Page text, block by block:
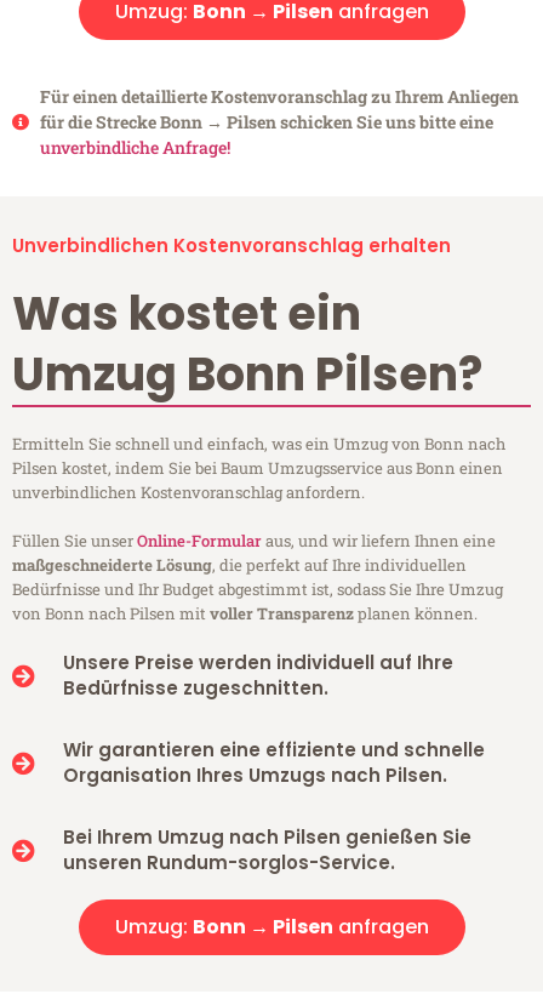
Umzug: Bonn → Pilsen anfragen
Für einen detaillierte Kostenvoranschlag zu Ihrem Anliegen
für die Strecke Bonn → Pilsen schicken Sie uns bitte eine
unverbindliche Anfrage!
Unverbindlichen Kostenvoranschlag erhalten
Was kostet ein
Umzug Bonn Pilsen?
Ermitteln Sie schnell und einfach, was ein Umzug von Bonn nach
Pilsen kostet, indem Sie bei Baum Umzugsservice aus Bonn einen
unverbindlichen Kostenvoranschlag anfordern.
Füllen Sie unserOnline-Formularaus, und wir liefern Ihnen eine
maßgeschneiderte Lösung, die perfekt auf Ihre individuellen
Bedürfnisse und Ihr Budget abgestimmt ist, sodass Sie Ihre Umzug
von Bonn nach Pilsen mitvoller Transparenzplanen können.
Unsere Preise werden individuell auf Ihre
Bedürfnisse zugeschnitten.
Wir garantieren eine effiziente und schnelle
Organisation Ihres Umzugs nach Pilsen.
Bei Ihrem Umzug nach Pilsen genießen Sie
unseren Rundum-sorglos-Service.
Umzug: Bonn → Pilsen anfragen